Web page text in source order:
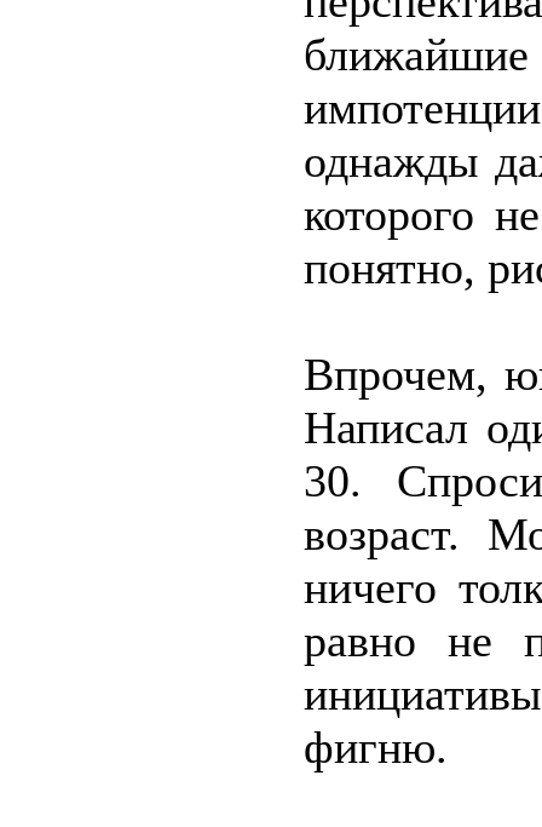
однажды
которого
понятно,
Впрочем,
Написал
30.
возраст.
ничего
равно не
фигню.